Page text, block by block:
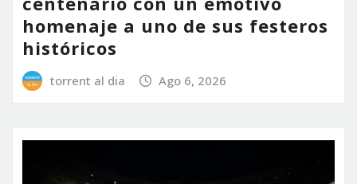
homenaje a uno de sus festeros
históricos
torrent al dia Ago 6, 2026